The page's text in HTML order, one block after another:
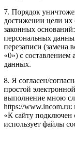
7. Порядок
достижении цели
законных
персональных
перезаписи (замена
«0») с
данных.
8. Я согласен/
простой
выполнение мною
https://www.incom.ru:
«К сайту подключен
использует файлы